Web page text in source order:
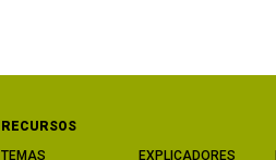
RECURSOS
TEMAS
EXPLICADORES